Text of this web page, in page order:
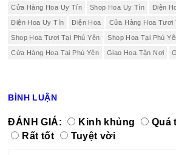
Cửa Hàng Hoa Uy Tín Shop Hoa Uy Tín Điện
Điện Hoa Uy Tín Điện Hoa Cửa Hàng Hoa Tươi
Shop Hoa Tươi Tại Phú Yên Shop Hoa Tại Phú
Cửa Hàng Hoa Tại Phú Yên Giao Hoa Tận Nơi
BÌNH LUẬN
ĐÁNH GIÁ: Kinh khủng Quá
Rất tốt
Tuyệt vời